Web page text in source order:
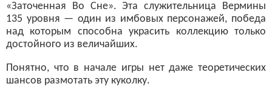
«Заточенная Во Сне». Эта служительница Вермины
135 уровня — один из имбовых персонажей, победа
над которым способна украсить коллекцию только
достойного из величайших.
Понятно, что в начале игры нет даже теоретических
шансов размотать эту куколку.